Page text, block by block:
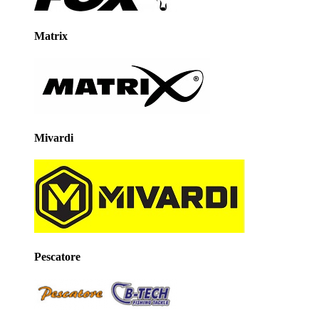
Matrix
Mivardi
Pescatore